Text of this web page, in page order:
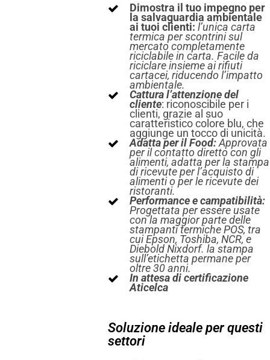
Dimostra il tuo impegno per
la salvaguardia ambientale
ai tuoi clienti: l’unica carta
termica per scontrini sul
mercato completamente
riciclabile in carta. Facile da
riciclare insieme ai rifiuti
cartacei, riducendo l’impatto
ambientale.
Cattura l’attenzione del
cliente: riconoscibile per i
clienti, grazie al suo
caratteristico colore blu, che
aggiunge un tocco di unicità.
Adatta per il Food:Approvata
per il contatto diretto con gli
alimenti, adatta per la stampa
di ricevute per l’acquisto di
alimenti o per le ricevute dei
ristoranti.
Performance e campatibilità:
Progettata per essere usate
con la maggior parte delle
stampanti termiche POS, tra
cui Epson, Toshiba, NCR, e
Diebold Nixdorf. la stampa
sull’etichetta permane per
oltre 30 anni.
In attesa di certificazione
Aticelca
Soluzione ideale per questi
settori